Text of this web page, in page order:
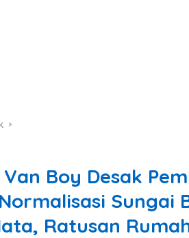
Boy Desak
Sungai
Ratusan